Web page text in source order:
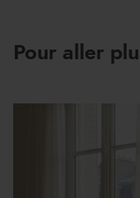
Pour aller